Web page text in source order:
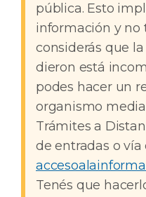
pública. Esto
información y no
considerás que
dieron está
podes hacer un
organismo
Trámites a
de entradas o
Tenés que